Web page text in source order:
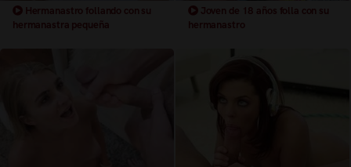
Hermanastro follando con su
hermanastra pequeña
Joven de 18 años folla con su
hermanastro